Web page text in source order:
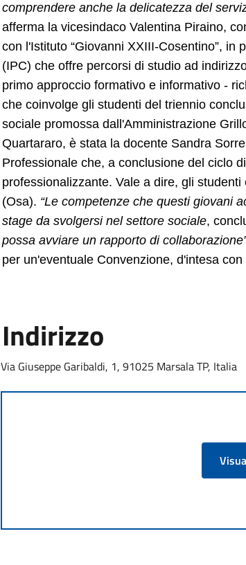
comprendere anche la delicatezza del
afferma la vicesindaco Valentina Piraino,
con l'Istituto “Giovanni XXIII-Cosentino”,
(IPC) che offre percorsi di studio ad
primo approccio formativo e informativo -
che coinvolge gli studenti del triennio
sociale promossa dall'Amministrazione
Quartararo, è stata la docente Sandra
Professionale che, a conclusione del ciclo
professionalizzante. Vale a dire, gli
(Osa). “Le competenze che questi giovani
stage da svolgersi nel settore sociale,
possa avviare un rapporto di
per un'eventuale Convenzione, d'intesa
Indirizzo
Via Giuseppe Garibaldi, 1, 91025 Marsala TP, Italia